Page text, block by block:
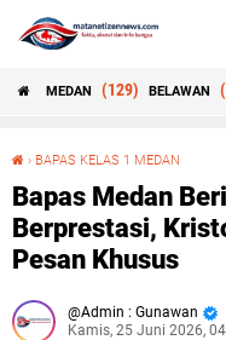
MEDAN (129) BELAWAN
› BAPAS KELAS 1 MEDAN
Bapas Medan
Berprestasi,
Pesan Khusus
Admin : Gunawan
Kamis, 25 Juni 2026,